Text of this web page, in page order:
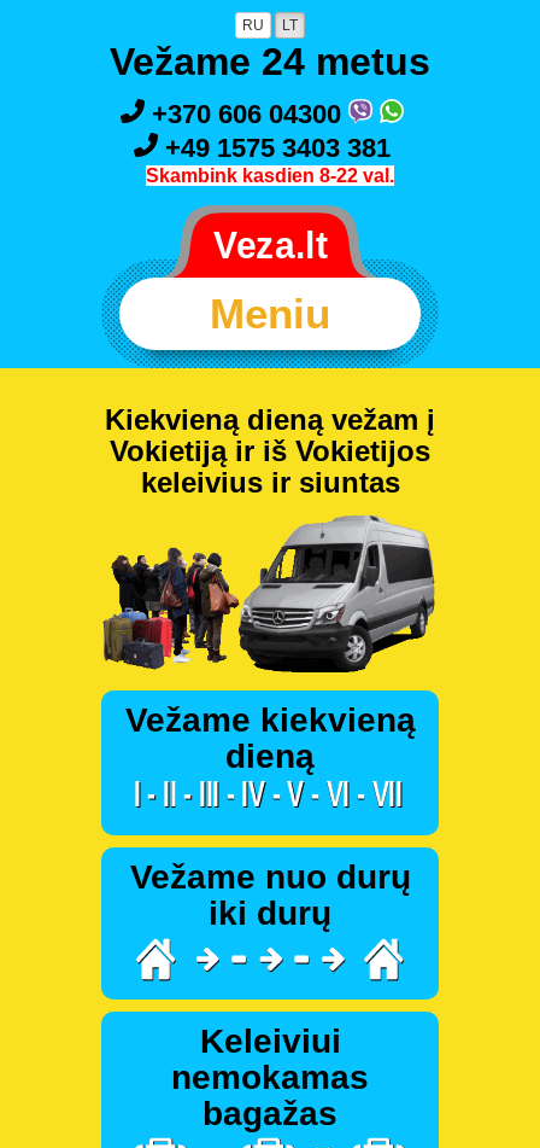
RU LT
Vežame 24 metus
+370 606 04300
+49 1575 3403 381
Skambink kasdien 8-22 val.
Meniu
Kiekvieną dieną vežam į
Vokietiją ir iš Vokietijos
keleivius ir siuntas
Vežame kiekvieną
dieną
Vežame nuo durų
iki durų
Keleiviui
nemokamas
bagažas